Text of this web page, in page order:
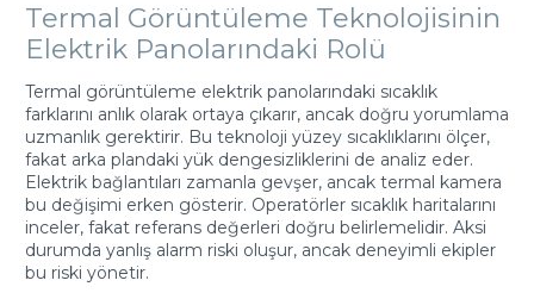
Termal Görüntüleme Teknolojisinin
Elektrik Panolarındaki Rolü
Termal görüntüleme elektrik panolarındaki sıcaklık
farklarını anlık olarak ortaya çıkarır, ancak doğru yorumlama
uzmanlık gerektirir. Bu teknoloji yüzey sıcaklıklarını ölçer,
fakat arka plandaki yük dengesizliklerini de analiz eder.
Elektrik bağlantıları zamanla gevşer, ancak termal kamera
bu değişimi erken gösterir. Operatörler sıcaklık haritalarını
inceler, fakat referans değerleri doğru belirlemelidir. Aksi
durumda yanlış alarm riski oluşur, ancak deneyimli ekipler
bu riski yönetir.